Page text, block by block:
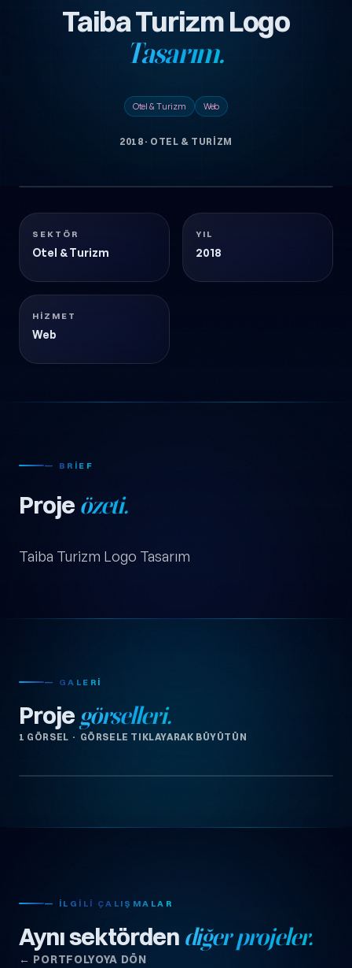
Taiba Turizm Logo
Tasarım.
Otel & Turizm Web
2018 · OTEL & TURIZM
Otel & Turizm 2018
SEKTÖR
Otel & Turizm
YIL
2018
HIZMET
Web
— BRIEF
Proje özeti.
Taiba Turizm Logo Tasarım
— GALERI
Projegörselleri.
1 GÖRSEL · GÖRSELE TIKLAYARAK BÜYÜTÜN
— İLGILI ÇALIŞMALAR
Aynı sektörden diğer projeler.
← PORTFOLYOYA DÖN